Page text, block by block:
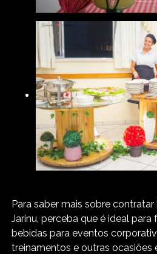
Para saber mais sobre
Jarinu, perceba que é ideal
bebidas para eventos
treinamentos e outras ocasiões